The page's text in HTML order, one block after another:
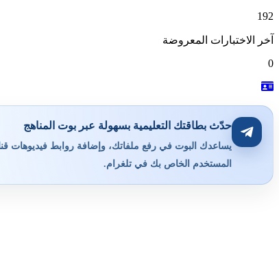
192
آخر الاختبارات المعروضة
0
حدّث بطاقتك التعليمية بسهولة عبر بوت المناهج
يساعدك البوت في رفع ملفاتك، وإضافة روابط فيديوهات
المستخدم الخاص بك في تلغرام.